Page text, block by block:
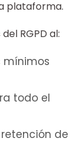
plataforma.
RGPD al:
mínimos
todo el
de